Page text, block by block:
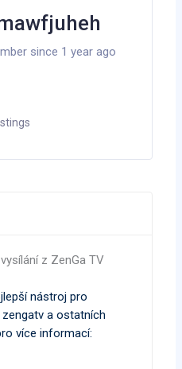
since 1 year ago
z ZenGa TV
nástroj pro
a ostatních
více informací: